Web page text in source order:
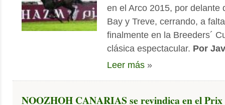
en el Arco 2015, por delante
Bay y Treve, cerrando, a
finalmente en la Breeders´
clásica espectacular. Por
Leer más »
NOOZHOH CANARIAS se revindica en el